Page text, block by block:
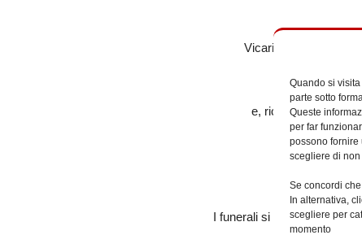
Quando si
parte sotto
Queste
per far
possono fornire
scegliere di
Se concordi
In alternativa,
scegliere per
momento
Vicario cooperatore
e, ricordandone il
lo affidano
e alla
I funerali si svolgeranno